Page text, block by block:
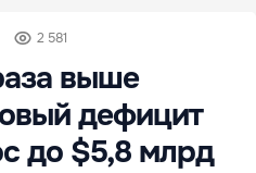
2 581
выше
дефицит
до $5,8 млрд